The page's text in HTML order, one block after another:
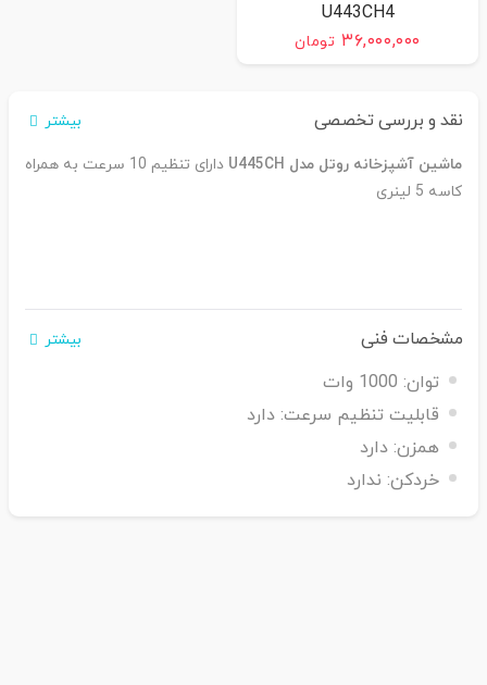
U443CH4
۳۶,۰۰۰,۰۰۰ تومان
نقد و بررسی تخصصی بیشتر
ماشین آشپزخانه روتل مدل U445CH
دارای تنظیم 10 سرعت به همراه
کاسه 5 لینری
مشخصات فنی بیشتر
توان: 1000 وات
قابلیت تنظیم سرعت: دارد
همزن: دارد
خردکن: ندارد